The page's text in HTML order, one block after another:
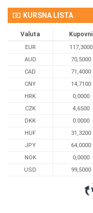
KURSNA LISTA
Valuta Kupovni
EUR 117,3000
AUD
70,5000
CAD
71,4000
CNY
14,7100
HRK
0,0000
CZK
4,6500
DKK
0.0000
HUF
31,3200
JPY
64,0000
NOK
0,0000
USD
99,5000